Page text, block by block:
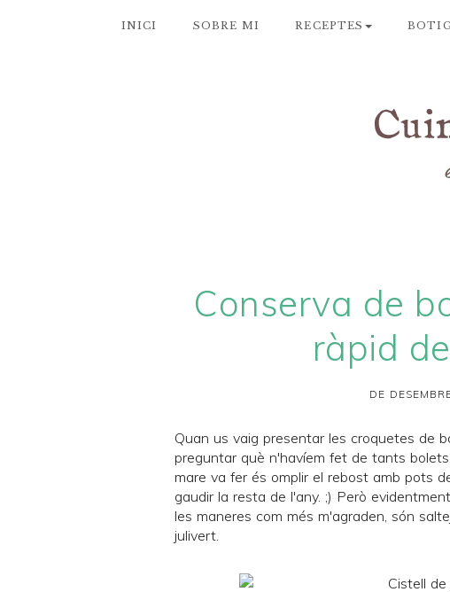
INICI SOBRE MI RECEPTES
Conserva de
ràpid
DE
Quan us vaig presentar les croquetes de
preguntar què n'havíem fet de tants
mare va fer és omplir el rebost amb pots
gaudir la resta de l'any. ;) Però
les maneres com més m'agraden, són
julivert.